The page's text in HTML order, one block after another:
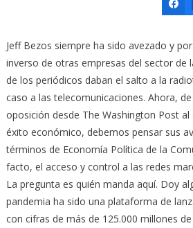
Jeff Bezos siempre ha sido avezado y
inverso de otras empresas del sector de
de los periódicos daban el salto a la
caso a las telecomunicaciones. Ahora,
oposición desde The Washington Post
éxito económico, debemos pensar sus
términos de Economía Política de la
facto, el acceso y control a las redes
La pregunta es quién manda aquí. Doy
pandemia ha sido una plataforma de
con cifras de más de 125.000 millones